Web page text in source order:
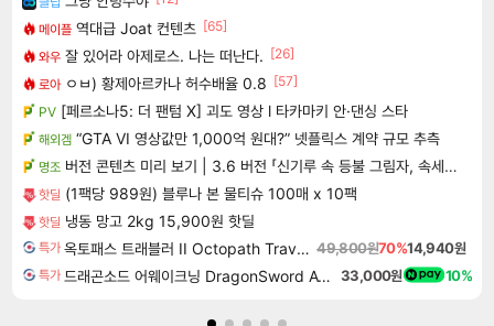
메이플 역대급 Joat 컨텐츠 [65]
와우 잘 있어라 아제로스. 나는 떠난다. [26]
로아 ㅇㅂ) 황제아르카나 허수배율 0.8 [57]
PV [페르소나5: 더 팬텀 X] 괴도 영상 l 타카마키 안·댄싱 스타
해외겜 “GTA VI 영상값만 1,000억 원대?” 넷플릭스 계약 규모 추측
명조 버전 콘텐츠 미리 보기 | 3.6 버전 「신기루 속 등불 그림자, 속세에 깃든 검의 결심」이 8월 20일에 업데이트됩니다!
핫딜 (1팩당 989원) 블루나 본 물티슈 100매 x 10팩
핫딜 냉동 망고 2kg 15,900원 핫딜
특가 옥토패스 트래블러 II Octopath Traveler II 49,800원70%14,940원
특가 드래곤소드 어웨이크닝 DragonSword Awakening 33,000원 10%